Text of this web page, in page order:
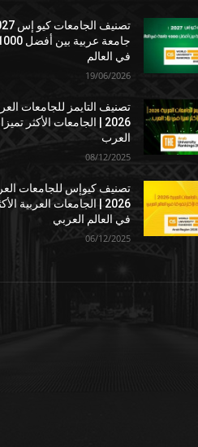
في العالم
19/06/2026
تصنيف التايمز للجامعات
2026 | الجامعات الأكثر
العرب
08/12/2025
تصنيف كيوإس للجامعات
2026 | الجامعات العربية
في العالم العربي
06/12/2025